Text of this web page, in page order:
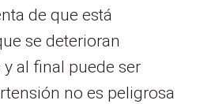
de que está
se deterioran
al final puede ser
no es peligrosa